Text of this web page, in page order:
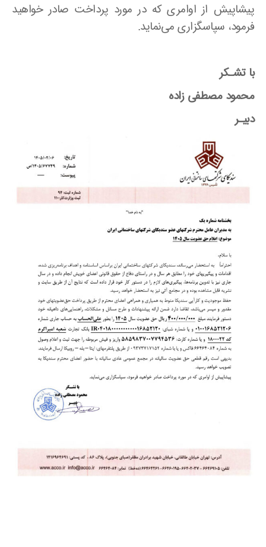
پیشاپیش از اوامری که در مورد پرداخت صادر خواهید
فرمود، سپاسگزاری می‌نماید.
با تشـکر
محمود مصطفی زاده
دبیـر